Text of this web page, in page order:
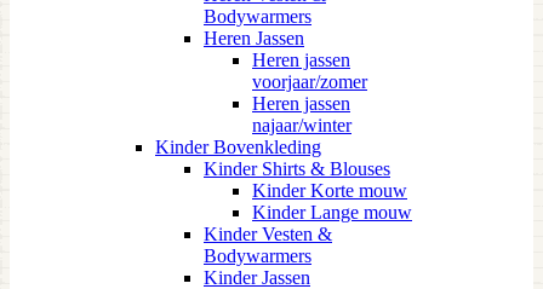
Bodywarmers
Heren Jassen
Heren jassen
voorjaar/zomer
Heren jassen
najaar/winter
Kinder Bovenkleding
Kinder Shirts & Blouses
Kinder Korte mouw
Kinder Lange mouw
Kinder Vesten &
Bodywarmers
Kinder Jassen